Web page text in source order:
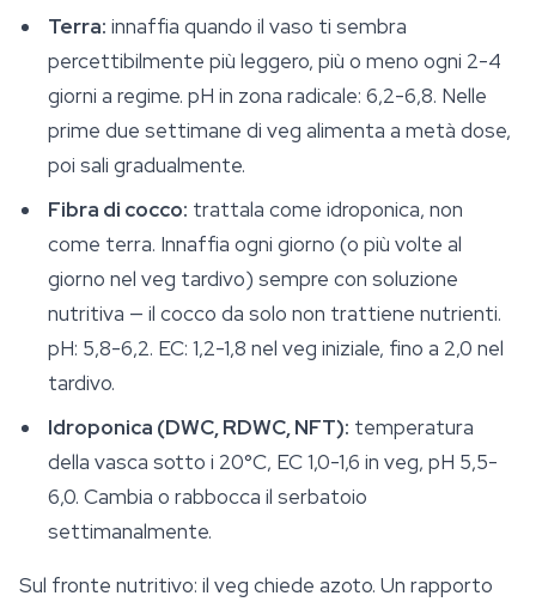
Terra: innaffia quando il vaso ti sembra
percettibilmente più leggero, più o meno ogni 2-4
giorni a regime. pH in zona radicale: 6,2-6,8. Nelle
prime due settimane di veg alimenta a metà dose,
poi sali gradualmente.
Fibra di cocco: trattala come idroponica, non
come terra. Innaffia ogni giorno (o più volte al
giorno nel veg tardivo) sempre con soluzione
nutritiva — il cocco da solo non trattiene nutrienti.
pH: 5,8-6,2. EC: 1,2-1,8 nel veg iniziale, fino a 2,0 nel
tardivo.
Idroponica (DWC, RDWC, NFT): temperatura
della vasca sotto i 20°C, EC 1,0-1,6 in veg, pH 5,5-
6,0. Cambia o rabbocca il serbatoio
settimanalmente.
Sul fronte nutritivo: il veg chiede azoto. Un rapporto